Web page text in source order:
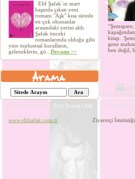
Elif Şafak´ın mart
başında çıkan yeni
romanı "Aşk" kısa sürede
en çok okunanlar
arasındaki yerini aldı.
Şafak önceki
romanlarında olduğu gibi
yine toplumsal kuralların,
geleneklerin, gö... Devamı >>
kitap.
gene
ben değil,
www.elifsafak.com.tr : Ziyaretçi İstatistiği |